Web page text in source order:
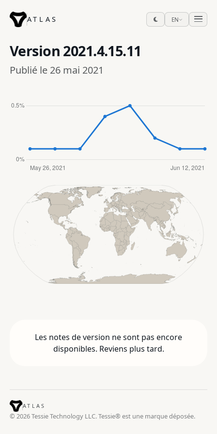
ATLAS EN
Version 2021.4.15.11
Publié le 26 mai 2021
Les notes de version ne sont pas encore
disponibles. Reviens plus tard.
ATLAS
© 2026 Tessie Technology LLC. Tessie® est une marque déposée.